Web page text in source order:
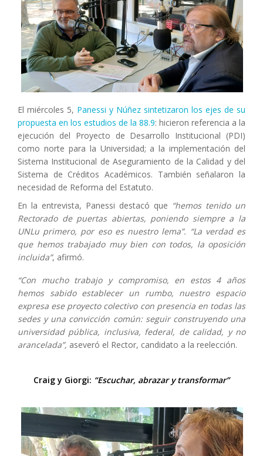
El miércoles 5, Panessi y Núñez sintetizaron los ejes de su
propuesta en los estudios de la 88.9: hicieron referencia a la
ejecución del Proyecto de Desarrollo Institucional (PDI)
como norte para la Universidad; a la implementación del
Sistema Institucional de Aseguramiento de la Calidad y del
Sistema de Créditos Académicos. También señalaron la
necesidad de Reforma del Estatuto.
En la entrevista, Panessi destacó que “hemos tenido un
Rectorado de puertas abiertas, poniendo siempre a la
UNLu primero, por eso es nuestro lema”. “La verdad es
que hemos trabajado muy bien con todos, la oposición
incluida”, afirmó.
“Con mucho trabajo y compromiso, en estos 4 años
hemos sabido establecer un rumbo, nuestro espacio
expresa ese proyecto colectivo con presencia en todas las
sedes y una convicción común: seguir construyendo una
universidad pública, inclusiva, federal, de calidad, y no
arancelada”, aseveró el Rector, candidato a la reelección.
Craig y Giorgi: “Escuchar, abrazar y transformar”